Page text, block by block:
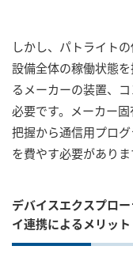
しかし、パトライト
設備全体の稼働状態
るメーカーの装置、
必要です。メーカー
把握から通信用プロ
を費やす必要がありま
デバイスエクスプロ
イ連携によるメリット